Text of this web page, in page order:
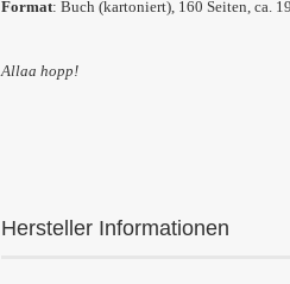
Format: Buch (kartoniert), 160 Seiten, ca.
Allaa hopp!
Hersteller Informationen